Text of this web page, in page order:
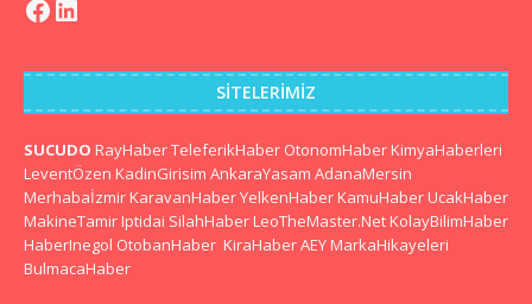
SITELERIMIZ
SUCUDO RayHaberTeleferikHaber OtonomHaber KimyaHaberleri
LeventÖzen KadinGirisim AnkaraYasam AdanaMersin
Merhabaİzmir KaravanHaberYelkenHaber KamuHaber UcakHaber
MakineTamir Iptidai SilahHaber LeoTheMaster.Net KolayBilimHaber
HaberInegol OtobanHaber KiraHaberAEY MarkaHikayeleri
BulmacaHaber